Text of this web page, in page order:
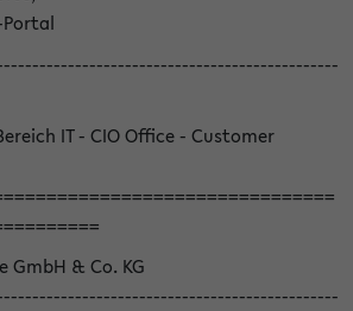
IT - CIO Office - Customer
& Co. KG